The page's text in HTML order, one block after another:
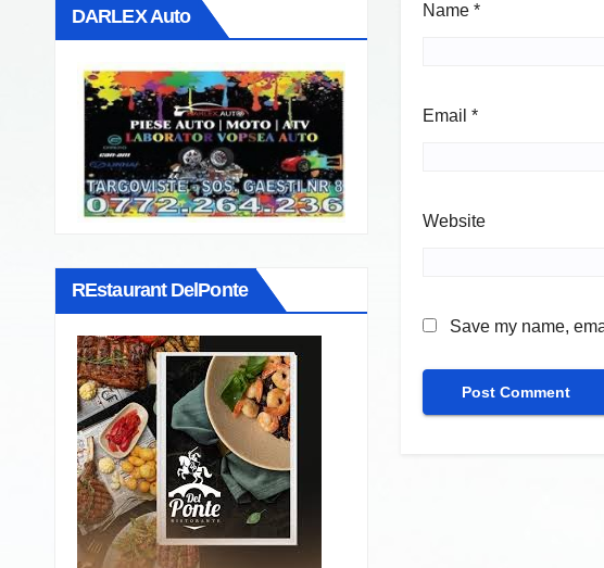
DARLEX Auto
REstaurant DelPonte
Name *
Email *
Website
Save my name,